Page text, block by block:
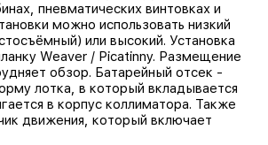
пневматических винтовках и
можно использовать низкий
или высокий. Установка
Weaver / Piсatinny. Размещение
обзор. Батарейный отсек -
лотка, в который вкладывается
в корпус коллиматора. Также
движения, который включает